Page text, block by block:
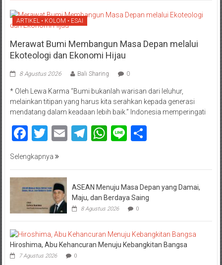
ARTIKEL • KOLOM • ESAI
Merawat Bumi Membangun Masa Depan melalui
Ekoteologi dan Ekonomi Hijau
8 Agustus 2026 Bali Sharing 0
* Oleh Lewa Karma “Bumi bukanlah warisan dari leluhur,
melainkan titipan yang harus kita serahkan kepada generasi
mendatang dalam keadaan lebih baik.” Indonesia memperingati
Facebook
Twitter
EmailTelegram
WhatsApp
Line
Selengkapnya
ASEAN Menuju Masa Depan yang Damai,
Maju, dan Berdaya Saing
8 Agustus 2026 0
Hiroshima, Abu Kehancuran Menuju Kebangkitan Bangsa
7 Agustus 2026 0